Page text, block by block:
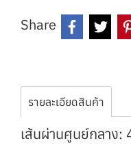
Share
รายละเอียดสินค้า
เส้นผ่านศูนย์กลาง: